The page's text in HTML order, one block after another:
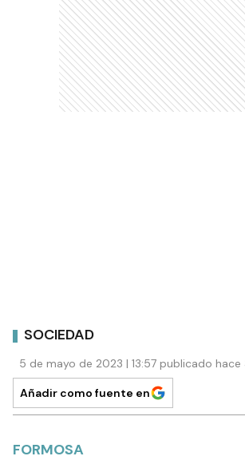
SOCIEDAD
5 de mayo de 2023 | 13:57 publicado hace
Añadir como fuente en
FORMOSA